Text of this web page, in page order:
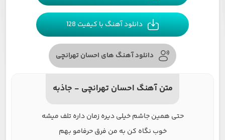
دانلود آهنگ با کیفیت 128
دانلود آهنگ های احسان تهرانچی
متن آهنگ احسان تهرانچی - جاذبه
حتی همین جاشم خیلی دیره زمان داره تلف میشه
خوب نگاه کن به من فرق حرفامو بهم